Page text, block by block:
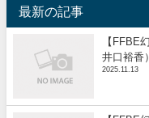
最新の記事
【FFBE
井口裕香
2025.11.13